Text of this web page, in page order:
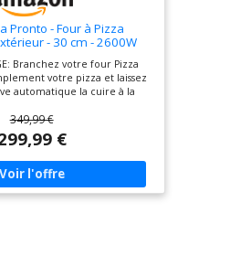
Pronto - Four à Pizza
- 30 cm - 2600W
Branchez votre four Pizza
votre pizza et laissez
automatique la cuire à la
une double zone de chauffe
pizzas comme au
ULTRA RAPIDE: Vos pizzas en
pour enchaîner les cuissons
pizza party en famille
ET BIEN PLUS: Les 4
(de 250 à 400 °C)
349,99 €
€